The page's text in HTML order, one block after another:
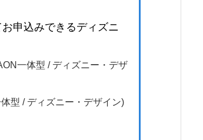
申込みできるディズニ
一体型 / ディズニー・デザ
型 / ディズニー・デザイン)